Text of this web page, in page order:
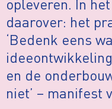
opleveren. In
daarover: het
‘Bedenk eens
en de
niet’ – manifest